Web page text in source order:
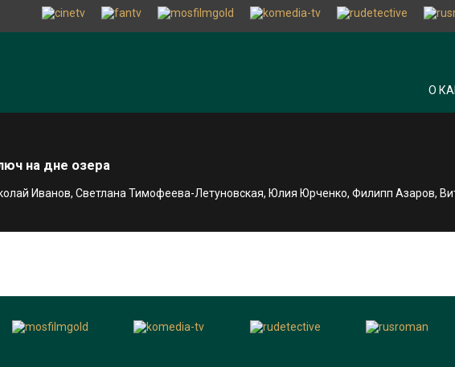
О
на дне озера
Иванов, Светлана Тимофеева-Летуновская, Юлия Юрченко, Филипп Азаров,